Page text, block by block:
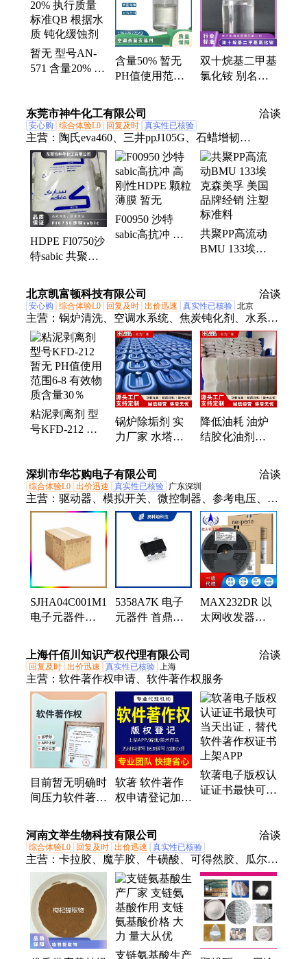
乙醇、氯化氢甲醇、聚丙烯酸钾、闪点提高剂、柴油
降凝剂、硫代硫酸铵、聚丙烯酰胺、多聚磷酸钠、25
公斤纸板桶、硫代乙醇酸钠、高分子絮凝剂
暂无 型号AN-
571 含量20% 执
缓蚀剂
含量50% 暂无
PH值使用范围
AN-342 空调杀
菌灭藻剂
双十烷基二甲基
氯化铵 别名
东莞市神牛化工有限公司 洽谈
安心购 综合体验L0 回复及时 真实性已核验
主营： 陶氏eva460、三井ppJ105G、石蜡增韧
eva220w、三井eva260、热熔级eva250、普瑞曼
ppj105g
HDPE FI0750沙
特sabic 共聚高
无 食品包装薄
膜
F00950 沙特
sabic高抗冲 高
共聚PP高流动
BMU 133埃克
北京凯富顿科技有限公司 洽谈
安心购 综合体验L0 回复及时 出价迅速 真实性已核验 北京
主营： 锅炉清洗、空调水系统、焦炭钝化剂、水系统
杀菌、阻垢分散剂、洗涤高温水、粉尘抑制剂、脱硫
增效剂、在线清洗剂、氧化除藻剂、杀菌灭藻剂、水
系统管道、无二氧化氯、空调冷凝器、金属表面油
污、清除附着藻类、烟气湿法脱硫、高电导反渗透、
通风系统清洗、空调风机盘管、导热油炉清洗、玻璃
鳞片胶泥、烟气脱硫脱硝、锅炉除垢除锈、填料水垢
清洗
粘泥剥离剂 型
号KFD-212 暂
含量30％
锅炉除垢剂 实
力厂家 水塔电
快速除垢 凯富
顿
降低油耗 油炉
结胶化油剂
油积碳清洗剂
应用广泛 凯富
顿
深圳市华芯购电子有限公司 洽谈
综合体验L0 出价迅速 真实性已核验 广东深圳
主营： 驱动器、模拟开关、微控制器、参考电压、电
池管理、视频开关ic、仪表放大器、音频放大器、开
关稳压器、数字隔离器、精密放大器、运算放大器、
点火控制器、开关控制器、可编程门阵列、接口集成
电路、电容电阻
SJHA04C001M1N46
电子元器件
次暂无
5358A7K 电子
元器件 首鼎
装SOT23-5 批号
2017+
MAX232DR 以
太网收发器
SOIC-16
上海仟佰川知识产权代理有限公司 洽谈
回复及时 出价迅速 真实性已核验 上海
主营： 软件著作权申请、软件著作权服务
目前暂无明确时
间压力软件著作
件
软著 软件著作
权申请登记加急
加学分
软著电子版权认
证证书最快可当
河南文举生物科技有限公司 洽谈
综合体验L0 回复及时 出价迅速 真实性已核验
主营： 卡拉胶、魔芋胶、牛磺酸、可得然胶、瓜尔豆
胶、沙蒿子胶、海藻酸钠、纳他酶素、食用明胶、聚
丙烯酸钠、甲基纤维素、酪蛋白酸钠、普鲁兰多糖、
乳酸链球菌素、食品级黄原胶
支链氨基酸生产